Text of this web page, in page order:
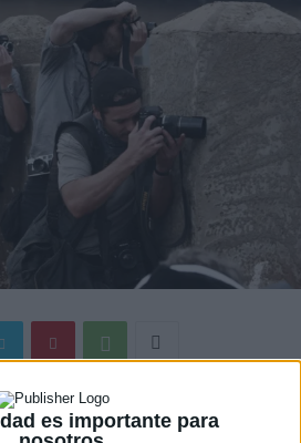
es importante para
hoy también hace su aparición
Bang Club, protagonizada por